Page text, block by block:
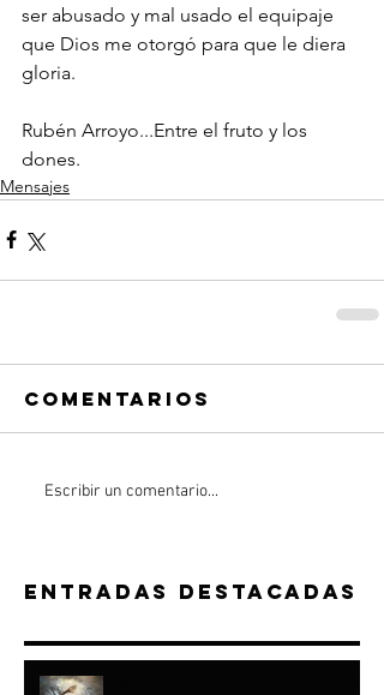
ser abusado y mal usado el equipaje
que Dios me otorgó para que le diera
gloria.
Rubén Arroyo...Entre el fruto y los
dones.
Mensajes
Comentarios
Escribir un comentario...
Entradas destacadas